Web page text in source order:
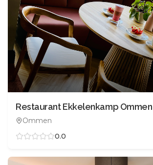
Restaurant Ekkelenkamp Ommen
Ommen
0.0